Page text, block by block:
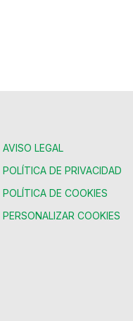
AVISO LEGAL
POLÍTICA DE PRIVACIDAD
POLÍTICA DE COOKIES
PERSONALIZAR COOKIES